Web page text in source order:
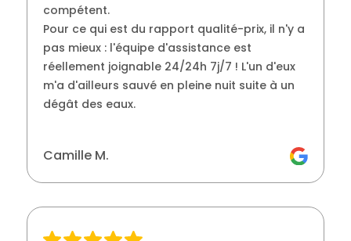
compétent.
Pour ce qui est du rapport qualité-prix, il n'y a
pas mieux : l'équipe d'assistance est
réellement joignable 24/24h 7j/7 ! L'un d'eux
m'a d'ailleurs sauvé en pleine nuit suite à un
dégât des eaux.
Camille M.